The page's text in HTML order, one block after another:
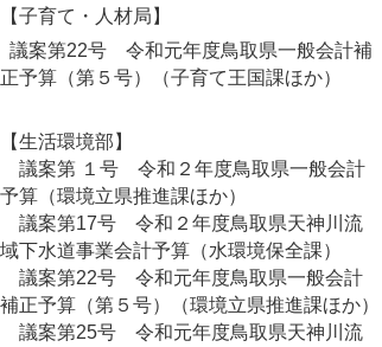
【子育て・人材局】
議案第22号 令和元年度鳥取県一般会計補
正予算（第５号）（子育て王国課ほか）
【生活環境部】
議案第 １号 令和２年度鳥取県一般会計
予算（環境立県推進課ほか）
議案第17号 令和２年度鳥取県天神川流
域下水道事業会計予算（水環境保全課）
議案第22号 令和元年度鳥取県一般会計
補正予算（第５号）（環境立県推進課ほか）
議案第25号 令和元年度鳥取県天神川流